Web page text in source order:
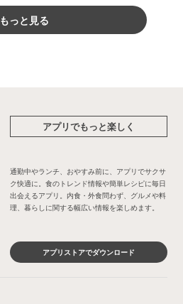
もっと見る
アプリでもっと楽しく
通勤中やランチ、おやすみ前に、アプリでサクサ
ク快適に。食のトレンド情報や簡単レシピに毎日
出会えるアプリ。内食・外食問わず、グルメや料
理、暮らしに関する幅広い情報を楽しめます。
アプリストアでダウンロード